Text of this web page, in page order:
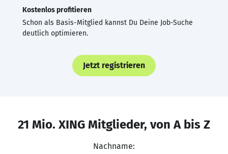
Kostenlos profitieren
Schon als Basis-Mitglied kannst Du Deine Job-Suche
deutlich optimieren.
Jetzt registrieren
21 Mio. XING Mitglieder, von A bis Z
Nachname: